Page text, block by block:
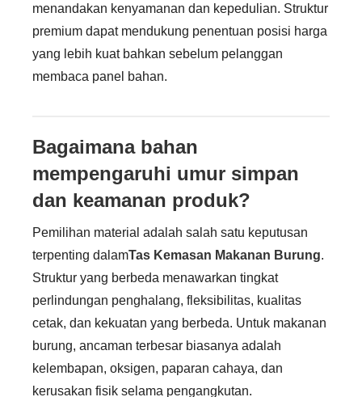
menandakan kenyamanan dan kepedulian. Struktur
premium dapat mendukung penentuan posisi harga
yang lebih kuat bahkan sebelum pelanggan
membaca panel bahan.
Bagaimana bahan
mempengaruhi umur simpan
dan keamanan produk?
Pemilihan material adalah salah satu keputusan
terpenting dalamTas Kemasan Makanan Burung.
Struktur yang berbeda menawarkan tingkat
perlindungan penghalang, fleksibilitas, kualitas
cetak, dan kekuatan yang berbeda. Untuk makanan
burung, ancaman terbesar biasanya adalah
kelembapan, oksigen, paparan cahaya, dan
kerusakan fisik selama pengangkutan.